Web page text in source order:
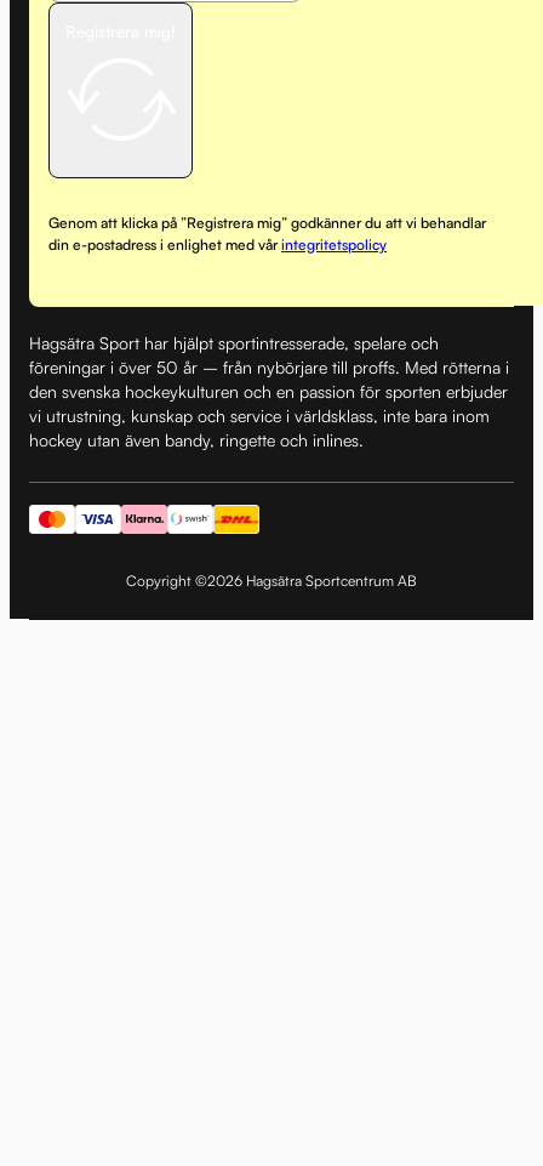
Genom att klicka på ”Registrera mig” godkänner du att vi behandlar
din e-postadress i enlighet med vårintegritetspolicy
Hagsätra Sport har hjälpt sportintresserade, spelare och
föreningar i över 50 år – från nybörjare till proffs. Med rötterna i
den svenska hockeykulturen och en passion för sporten erbjuder
vi utrustning, kunskap och service i världsklass, inte bara inom
hockey utan även bandy, ringette och inlines.
Copyright ©2026 Hagsätra Sportcentrum AB